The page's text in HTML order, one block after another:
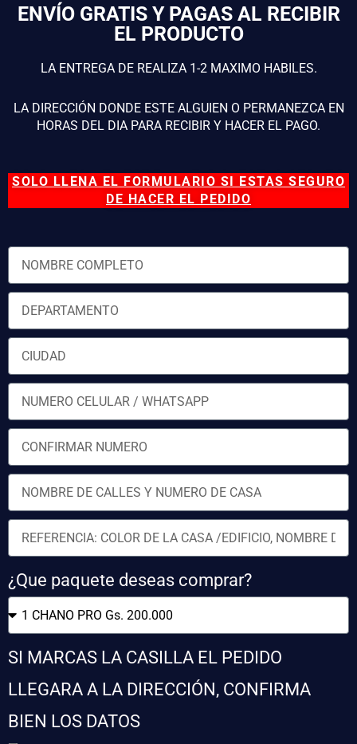
ENVÍO GRATIS Y PAGAS AL RECIBIR
EL PRODUCTO
LA ENTREGA DE REALIZA 1-2 MAXIMO HABILES.
LA DIRECCIÓN DONDE ESTE ALGUIEN O PERMANEZCA EN
HORAS DEL DIA PARA RECIBIR Y HACER EL PAGO.
SOLO LLENA EL FORMULARIO SI ESTAS SEGURO
DE HACER EL PEDIDO
¿Que paquete deseas comprar?
SI MARCAS LA CASILLA EL PEDIDO
LLEGARA A LA DIRECCIÓN, CONFIRMA
BIEN LOS DATOS